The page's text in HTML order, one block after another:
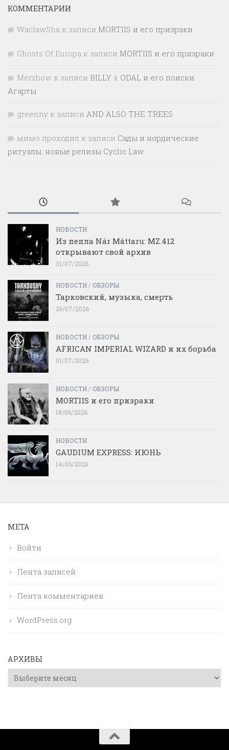
КОММЕНТАРИИ
WaclawSha к записи MORTIIS и его призраки
Ghosts Of Europa к записи MORTIIS и его призраки
Merzbow к записи BILLY ᛟ ODAL и его поиски
Агарты
greenny к записи AND ALSO THE TREES
мимо проходил к записи Сады и нордические
ритуалы: новые релизы Cyclic Law
НОВОСТИ
Из пепла Nár Máttaru: MZ.412
открывают свой архив
31/07/2026
НОВОСТИ/ ОБЗОРЫ
Тарковский, музыка, смерть
26/07/2026
НОВОСТИ/ ОБЗОРЫ
AFRICAN IMPERIAL WIZARD и их борьба
01/07/2026
НОВОСТИ/ ОБЗОРЫ
MORTIIS и его призраки
18/06/2026
НОВОСТИ
GAUDIUM EXPRESS: ИЮНЬ
14/06/2026
МЕТА
Войти
Лента записей
Лента комментариев
WordPress.org
АРХИВЫ
Архивы